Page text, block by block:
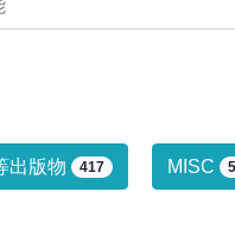
り込みは行っ
出版物 417 MISC